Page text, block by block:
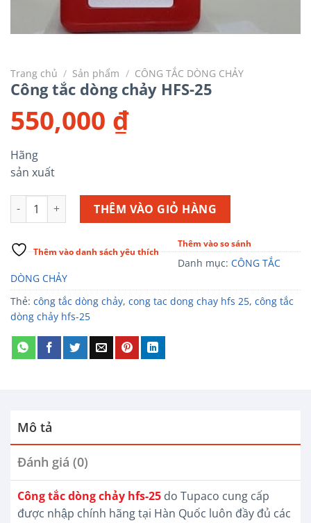
Trang chủ / Sản phẩm / CÔNG TẮC DÒNG CHẢY
Công tắc dòng chảy HFS-25
550,000 ₫
Hãng
sản xuất
Công tắc dòng chảy HFS-25 số lượng
THÊM VÀO GIỎ HÀNG
Thêm vào danh sách yêu thích
Thêm vào so sánh
Danh mục: CÔNG TẮC
DÒNG CHẢY
Thẻ: công tắc dòng chảy, cong tac dong chay hfs 25, công tắc
dòng chảy hfs-25
Mô tả
Đánh giá (0)
Công tắc dòng chảy hfs-25 do Tupaco cung cấp
được nhập chính hãng tại Hàn Quốc luôn đầy đủ các